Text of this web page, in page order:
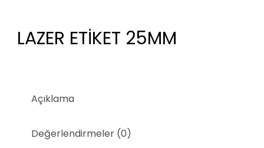
LAZER ETİKET 25MM
Açıklama
Değerlendirmeler (0)